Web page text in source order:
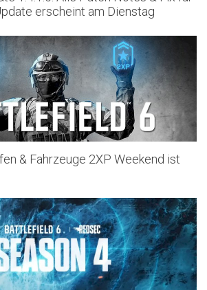
erscheint am Dienstag
& Fahrzeuge 2XP Weekend ist